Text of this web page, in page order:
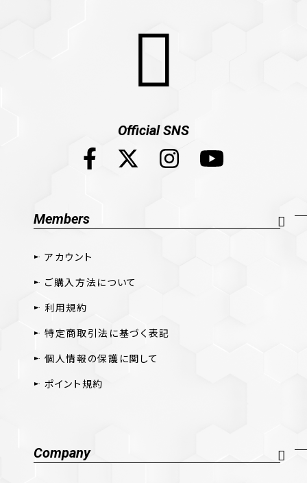
Official SNS
Members
アカウント
ご購入方法について
利用規約
特定商取引法に基づく表記
個人情報の保護に関して
ポイント規約
Company